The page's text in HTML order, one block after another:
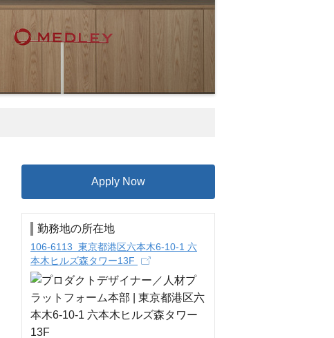
Apply Now
勤務地の所在地
106-6113 東京都港区六本木6-10-1 六
本木ヒルズ森タワー13F